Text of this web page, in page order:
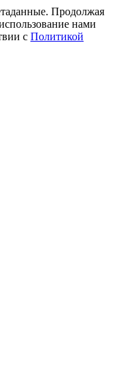
Продолжая
нами
с Политикой